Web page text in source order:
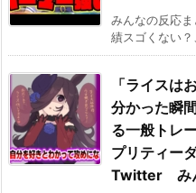
みんなの反応
績スゴくない
「ライスは
分かった瞬
る一般トレ
プリティー
Twitter み